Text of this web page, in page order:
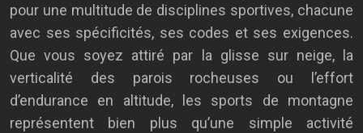
pour une multitude de disciplines sportives, chacune
avec ses spécificités, ses codes et ses exigences.
Que vous soyez attiré par la glisse sur neige, la
verticalité des parois rocheuses ou l’effort
d’endurance en altitude, les sports de montagne
représentent bien plus qu’une simple activité